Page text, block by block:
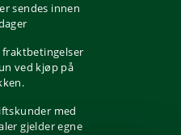
sendes innen
fraktbetingelser
ved kjøp på
med
gjelder egne